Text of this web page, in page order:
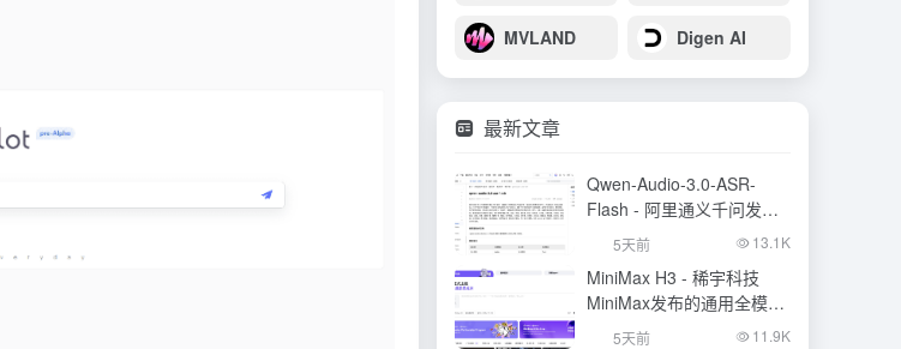
MVLAND Digen AI
最新文章
Qwen-Audio-3.0-ASR-
Flash - 阿里通义千问发布
的语音识别大模型
5天前 13.1K
MiniMax H3 - 稀宇科技
MiniMax发布的通用全模态
生成模型
5天前 11.9K